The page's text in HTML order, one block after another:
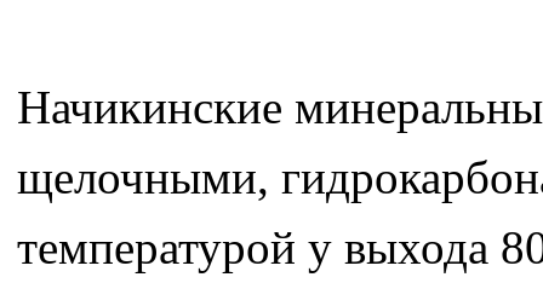
Начикинские
щелочными,
температурой у выхода